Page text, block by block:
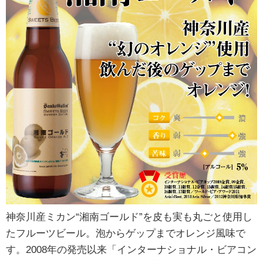
神奈川産ミカン“湘南ゴールド”を皮も実も丸ごと使用し
たフルーツビール。泡からゲップまでオレンジ風味で
す。2008年の発売以来「インターナショナル・ビアコン